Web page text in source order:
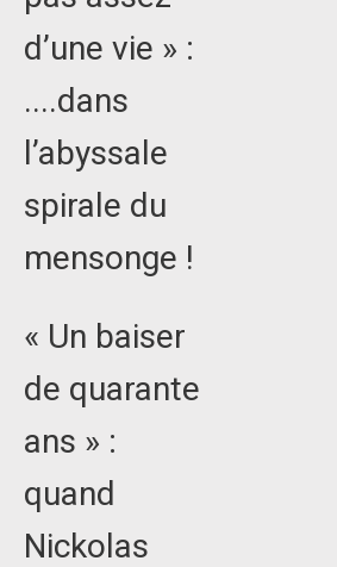
d’une vie » :
....dans
l’abyssale
spirale du
mensonge !
« Un baiser
de quarante
ans » :
quand
Nickolas